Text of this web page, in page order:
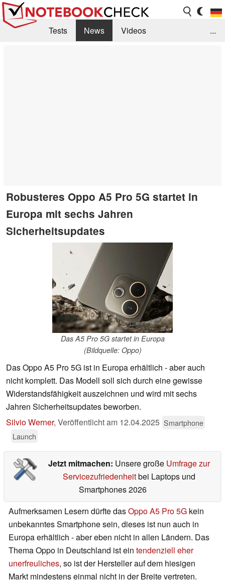
Tests News
Videos
...
Robusteres Oppo A5 Pro 5G startet in
Europa mit sechs Jahren
Sicherheitsupdates
Das A5 Pro 5G startet in Europa
(Bildquelle: Oppo)
Das Oppo A5 Pro 5G ist in Europa erhältlich - aber auch
nicht komplett. Das Modell soll sich durch eine gewisse
Widerstandsfähigkeit auszeichnen und wird mit sechs
Jahren Sicherheitsupdates beworben.
Silvio Werner, Veröffentlicht am 12.04.2025 Smartphone
Launch
Jetzt mitmachen: Unsere große Umfrage zur
Servicezufriedenheitbei Laptops und
Smartphones 2026
Aufmerksamen Lesern dürfte dasOppo A5 Pro 5G kein
unbekanntes Smartphone sein, dieses ist nun auch in
Europa erhältlich - aber eben nicht in allen Ländern. Das
Thema Oppo in Deutschland ist ein tendenziell eher
unerfreuliches, so ist der Hersteller auf dem hiesigen
Markt mindestens einmal nicht in der Breite vertreten.